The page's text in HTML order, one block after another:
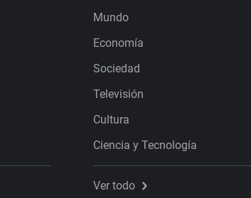
Mundo
Economía
Sociedad
Televisión
Cultura
Ciencia y Tecnología
Ver todo